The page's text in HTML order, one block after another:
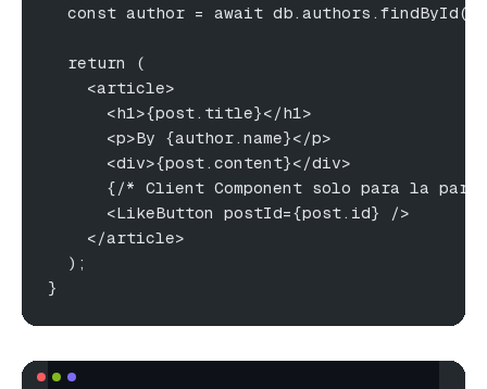
const author = await
  return (
    <article>
      <h1>{post.title}</h1>
      <p>By {author.name}</p>
      <div>{post.content}</div>
{/* Client Component solo para la
      <LikeButton postId={post.id} />
    </article>
  );
}